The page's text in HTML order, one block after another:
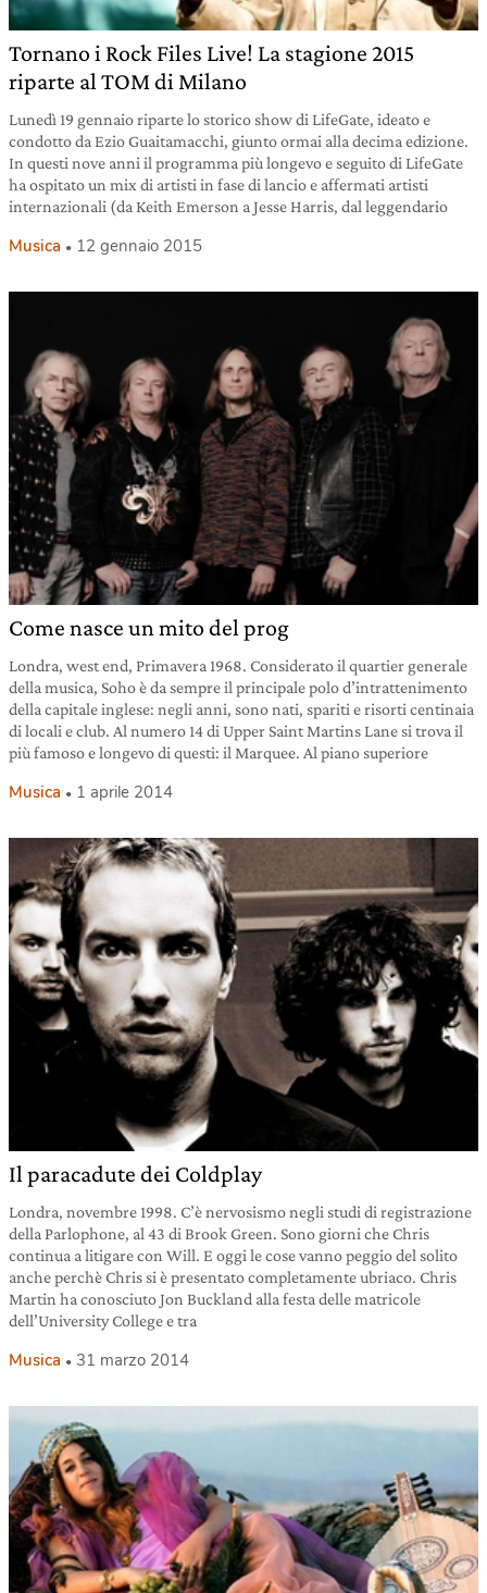
Tornano i Rock Files Live! La stagione 2015
riparte al TOM di Milano
Lunedì 19 gennaio riparte lo storico show di LifeGate, ideato e
condotto da Ezio Guaitamacchi, giunto ormai alla decima edizione.
In questi nove anni il programma più longevo e seguito di LifeGate
ha ospitato un mix di artisti in fase di lancio e affermati artisti
internazionali (da Keith Emerson a Jesse Harris, dal leggendario
Musica 12 gennaio 2015
Come nasce un mito del prog
Londra, west end, Primavera 1968. Considerato il quartier generale
della musica, Soho è da sempre il principale polo d’intrattenimento
della capitale inglese: negli anni, sono nati, spariti e risorti centinaia
di locali e club. Al numero 14 di Upper Saint Martins Lane si trova il
più famoso e longevo di questi: il Marquee. Al piano superiore
Musica 1 aprile 2014
Il paracadute dei Coldplay
Londra, novembre 1998. C’è nervosismo negli studi di registrazione
della Parlophone, al 43 di Brook Green. Sono giorni che Chris
continua a litigare con Will. E oggi le cose vanno peggio del solito
anche perchè Chris si è presentato completamente ubriaco. Chris
Martin ha conosciuto Jon Buckland alla festa delle matricole
dell’University College e tra
Musica 31 marzo 2014